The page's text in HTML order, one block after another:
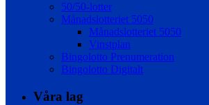
50/50-lotter
Månadslotteriet 5050
Månadslotteriet 5050
Vinstplan
Bingolotto Prenumeration
Bingolotto Digitalt
Våra lag